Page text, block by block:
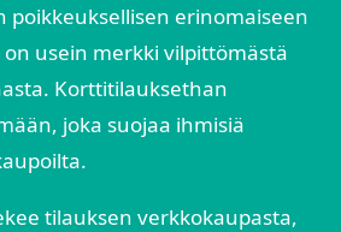
erinomaiseen
usein merkki vilpittömästä
Korttitilauksethan
joka suojaa ihmisiä
tilauksen verkkokaupasta,